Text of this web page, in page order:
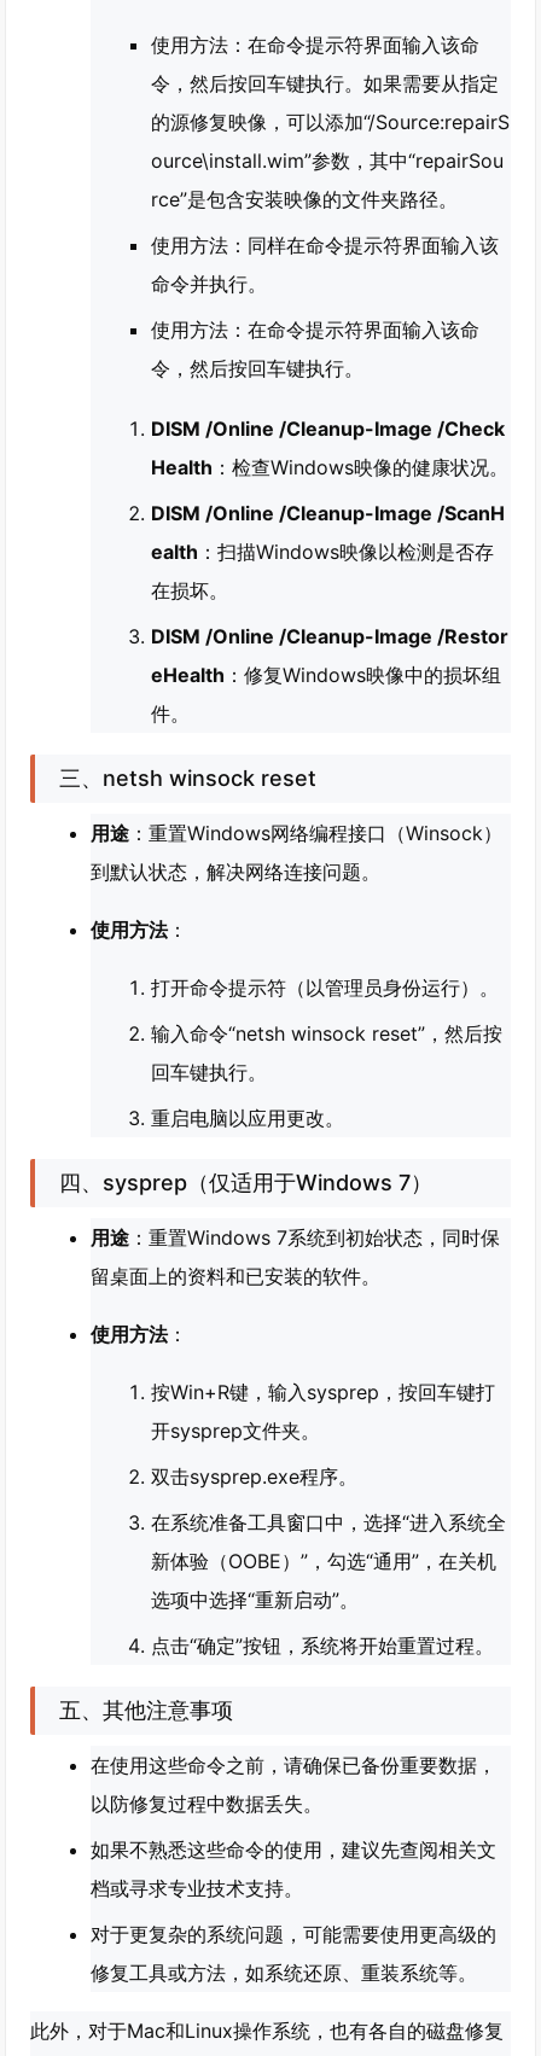
使用方法：在命令提示符界面输入该命
令，然后按回车键执行。如果需要从指定
的源修复映像，可以添加“/Source:repairS
ource\install.wim”参数，其中“repairSou
rce”是包含安装映像的文件夹路径。
使用方法：同样在命令提示符界面输入该
命令并执行。
使用方法：在命令提示符界面输入该命
令，然后按回车键执行。
DISM /Online /Cleanup-Image /Check
Health ：检查Windows映像的健康状况。
DISM /Online /Cleanup-Image /ScanH
ealth ：扫描Windows映像以检测是否存
在损坏。
DISM /Online /Cleanup-Image /Restor
eHealth ：修复Windows映像中的损坏组
件。
三、netsh winsock reset
用途 ：重置Windows网络编程接口（Winsock）
到默认状态，解决网络连接问题。
使用方法：
打开命令提示符（以管理员身份运行）。
输入命令“netsh winsock reset”，然后按
回车键执行。
重启电脑以应用更改。
四、sysprep（仅适用于Windows 7）
用途 ：重置Windows 7系统到初始状态，同时保
留桌面上的资料和已安装的软件。
使用方法：
按Win+R键，输入sysprep，按回车键打
开sysprep文件夹。
双击sysprep.exe程序。
在系统准备工具窗口中，选择“进入系统全
新体验（OOBE）”，勾选“通用”，在关机
选项中选择“重新启动”。
点击“确定”按钮，系统将开始重置过程。
五、其他注意事项
在使用这些命令之前，请确保已备份重要数据，
以防修复过程中数据丢失。
如果不熟悉这些命令的使用，建议先查阅相关文
档或寻求专业技术支持。
对于更复杂的系统问题，可能需要使用更高级的
修复工具或方法，如系统还原、重装系统等。
此外，对于Mac和Linux操作系统，也有各自的磁盘修复